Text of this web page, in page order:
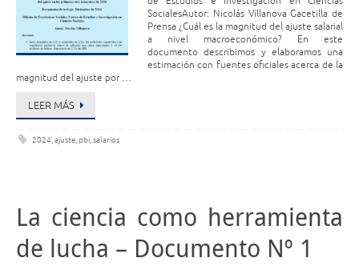
SocialesAutor: Nicolás Villanova Gacetilla de
Prensa ¿Cuál es la magnitud del ajuste salarial
a nivel macroeconómico? En este
documento describimos y elaboramos una
estimación con fuentes oficiales acerca de la
magnitud del ajuste por …
LEER MÁS
2024,ajuste, pbi,salarios
La ciencia como herramienta
de lucha – Documento Nº 1